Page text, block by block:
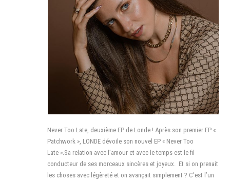
Never Too Late, deuxième EP de Londe ! Après son premier EP «
Patchwork », LONDE dévoile son nouvel EP « Never Too
Late ».Sa relation avec l’amour et avec le temps est le fil
conducteur de ses morceaux sincères et joyeux. Et si on prenait
les choses avec légèreté et on avançait simplement ? C’est l’un